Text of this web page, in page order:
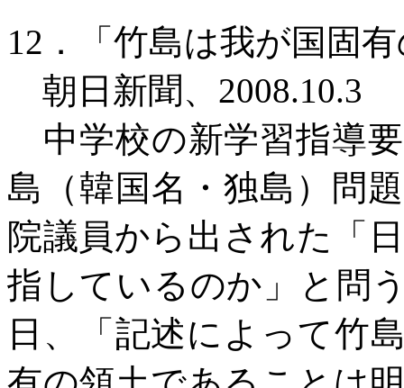
12 ．
「竹島は我が国固
朝日新聞、 2008.10.3
中学校の新学習指導
島（韓国名・独島）問
院議員から出された「
指しているのか」と問
日、「記述によって竹